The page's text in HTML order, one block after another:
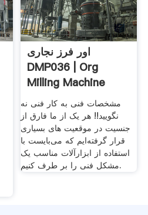
اور فرز نجاری
DMP036 | Org
Milling Machine
مشخصات فنی به کار فنی نه
نگویید!! هر یک از ما فارق از
جنسیت در موقعیت های بسیاری
قرار گرفته‌ایم که می‌بایست با
استفاده از ابزارآلات مناسب یک
مشکل فنی را بر طرف کنیم.